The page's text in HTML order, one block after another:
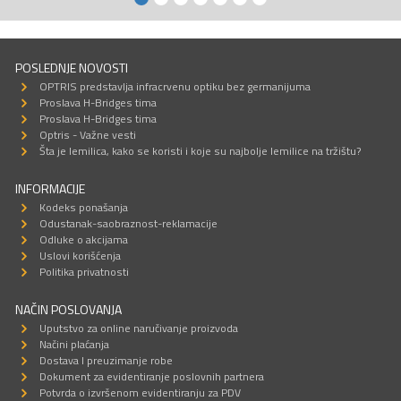
POSLEDNJE NOVOSTI
OPTRIS predstavlja infracrvenu optiku bez germanijuma
Proslava H-Bridges tima
Proslava H-Bridges tima
Optris - Važne vesti
Šta je lemilica, kako se koristi i koje su najbolje lemilice na tržištu?
INFORMACIJE
Kodeks ponašanja
Odustanak-saobraznost-reklamacije
Odluke o akcijama
Uslovi korišćenja
Politika privatnosti
NAČIN POSLOVANJA
Uputstvo za online naručivanje proizvoda
Načini plaćanja
Dostava I preuzimanje robe
Dokument za evidentiranje poslovnih partnera
Potvrda o izvršenom evidentiranju za PDV